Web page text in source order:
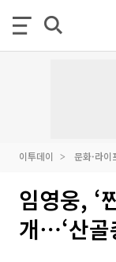
이투데이 문화·라이
임영웅, ‘
개⋯‘산골